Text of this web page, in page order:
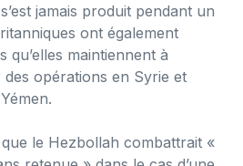
jamais produit pendant un
ont également
qu’elles maintiennent à
opérations en Syrie et
le Hezbollah combattrait «